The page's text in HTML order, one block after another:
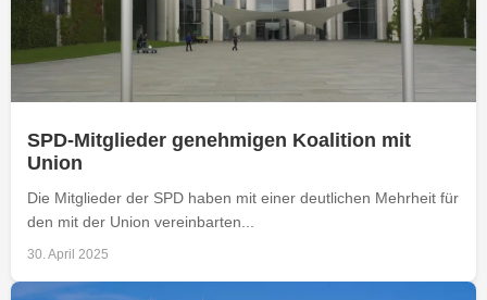
SPD-Mitglieder genehmigen Koalition mit
Union
Die Mitglieder der SPD haben mit einer deutlichen Mehrheit für
den mit der Union vereinbarten...
30. April 2025